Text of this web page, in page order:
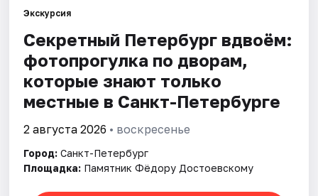
Города
Площадки
Артисты
Рейтинги
Экскурсия
Секретный Петербург вдвоём:
фотопрогулка по дворам,
которые знают только
местные в Санкт-Петербурге
2 августа 2026 • воскресенье
Город: Санкт-Петербург
Площадка: Памятник Фёдору Достоевскому